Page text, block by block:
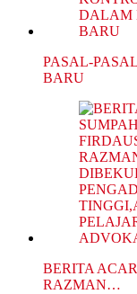
PASAL-
BARU
BERITA
RAZMAN…